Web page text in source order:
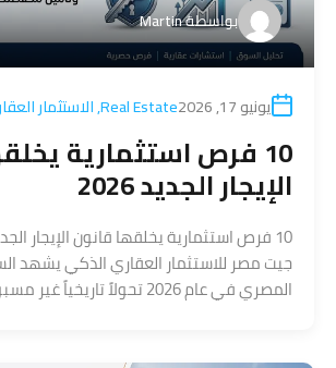
بواسطةMartin
يونيو 17, 2026 Real Estate
,الاستثمار
10 فرص استثمارية
الإيجار الجديد 2026
جيت مصر للاستثمار العقاري الذكي يشهد
المصري في عام 2026 تحولاً تاريخياً غير مسبوق؛.